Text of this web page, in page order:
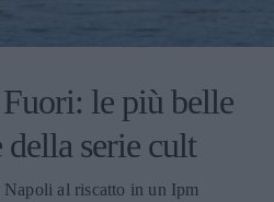
le più belle
serie cult
al riscatto in un Ipm